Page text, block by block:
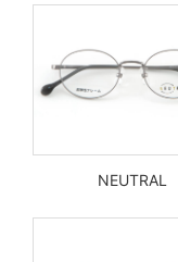
NEUTRAL